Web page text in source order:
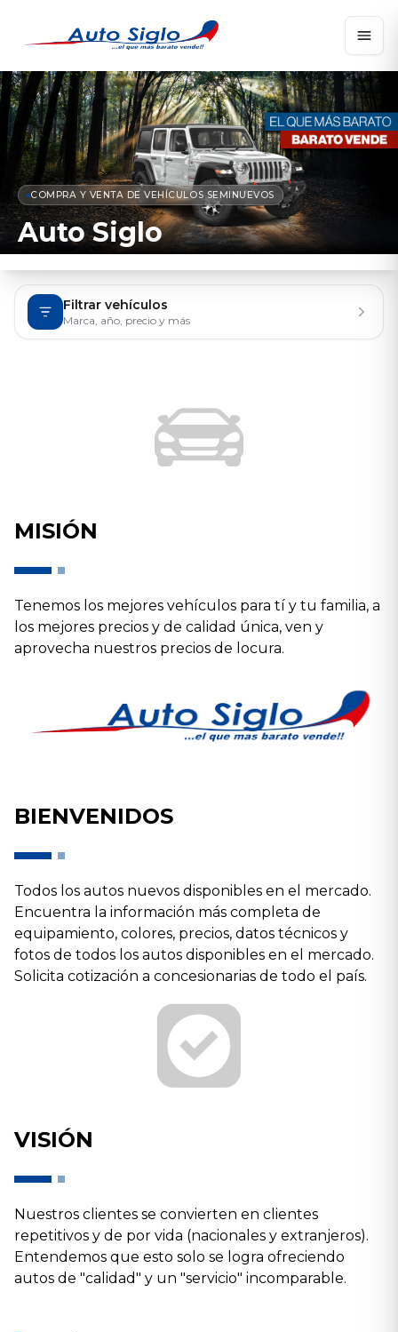
COMPRA Y VENTA DE VEHÍCULOS SEMINUEVOS
Auto Siglo
Filtrar vehículos
Marca, año, precio y más
MISIÓN
Tenemos los mejores vehículos para tí y tu familia, a
los mejores precios y de calidad única, ven y
aprovecha nuestros precios de locura.
BIENVENIDOS
Todos los autos nuevos disponibles en el mercado.
Encuentra la información más completa de
equipamiento, colores, precios, datos técnicos y
fotos de todos los autos disponibles en el mercado.
Solicita cotización a concesionarias de todo el país.
VISIÓN
Nuestros clientes se convierten en clientes
repetitivos y de por vida (nacionales y extranjeros).
Entendemos que esto solo se logra ofreciendo
autos de "calidad" y un "servicio" incomparable.